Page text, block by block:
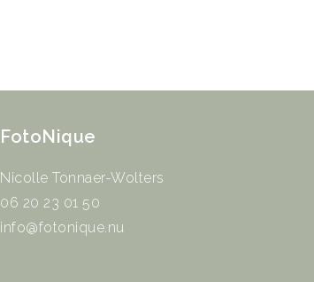
FotoNique
Nicolle Tonnaer-Wolters
06 20 23 01 50
info@fotonique.nu